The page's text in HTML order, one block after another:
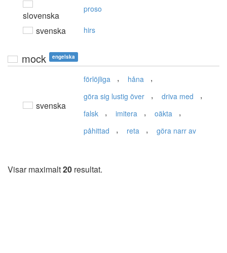
slovenska
proso
svenska hirs
mock engelska
svenska
förlöjliga , håna ,
göra sig lustig över , driva med ,
falsk , imitera , oäkta ,
påhittad , reta , göra narr av
Visar maximalt20 resultat.